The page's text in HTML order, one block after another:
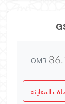
OMR
المعاينة